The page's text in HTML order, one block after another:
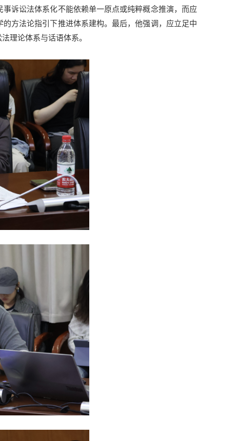
诉讼法体系化不能依赖单一原点或纯粹概念推演，而应
方法论指引下推进体系建构。最后，他强调，应立足中
理论体系与话语体系。